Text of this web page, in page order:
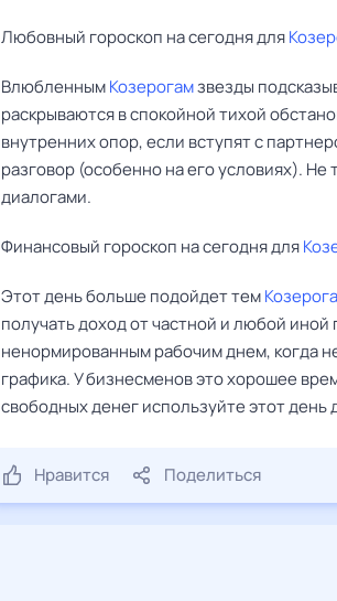
Любовный гороскоп на сегодня для
ВлюбленнымКозерогамзвезды
раскрываются в спокойной тихой
внутренних опор, если вступят с
разговор (особенно на его условиях). Не
диалогами.
Финансовый гороскоп на сегодня для
Этот день больше подойдет тем
получать доход от частной и любой
ненормированным рабочим днем, когда
графика. У бизнесменов это хорошее
свободных денег используйте этот
Нравится Поделиться